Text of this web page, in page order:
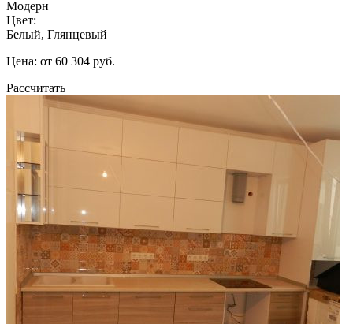
Модерн
Цвет:
Белый, Глянцевый
Цена: от 60 304 руб.
Рассчитать